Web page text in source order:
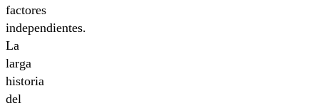
factores
independientes.
La
larga
historia
del